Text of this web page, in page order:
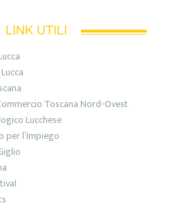
LINK UTILI
Toscana Nord-Ovest
Lucchese
per l’Impiego